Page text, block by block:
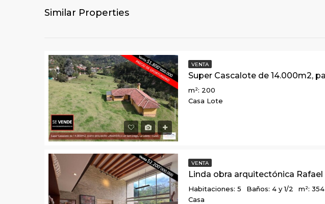
Similar Properties
VENTA
m²: 200
Casa Lote
VENTA
Habitaciones: 5 Baños: 4 y 1/2
m²: 354
Casa